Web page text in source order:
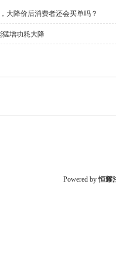
大降价后消费者还会买单吗？
猛增功耗大降
Powered by恒耀